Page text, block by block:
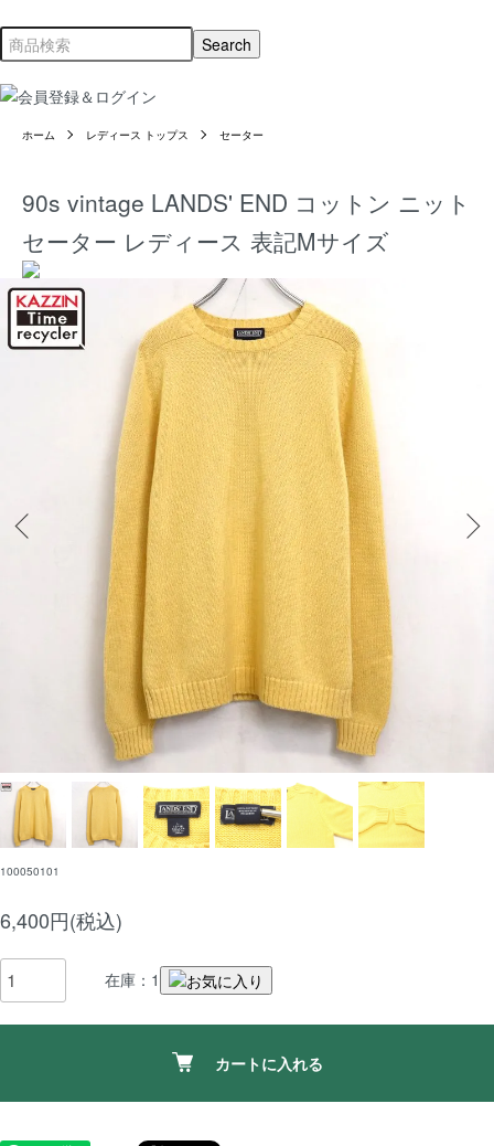
ホーム レディース トップス セーター
90s vintage LANDS' END コットン ニット
セーター レディース 表記Mサイズ
100050101
6,400円(税込)
在庫：1
カートに入れる